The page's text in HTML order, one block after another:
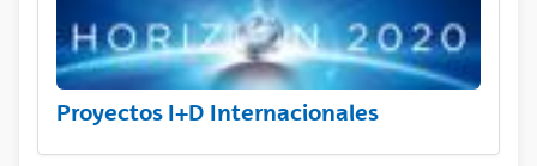
Proyectos I+D Internacionales